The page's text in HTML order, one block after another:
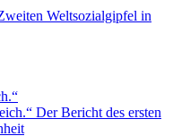
Weltsozialgipfel in